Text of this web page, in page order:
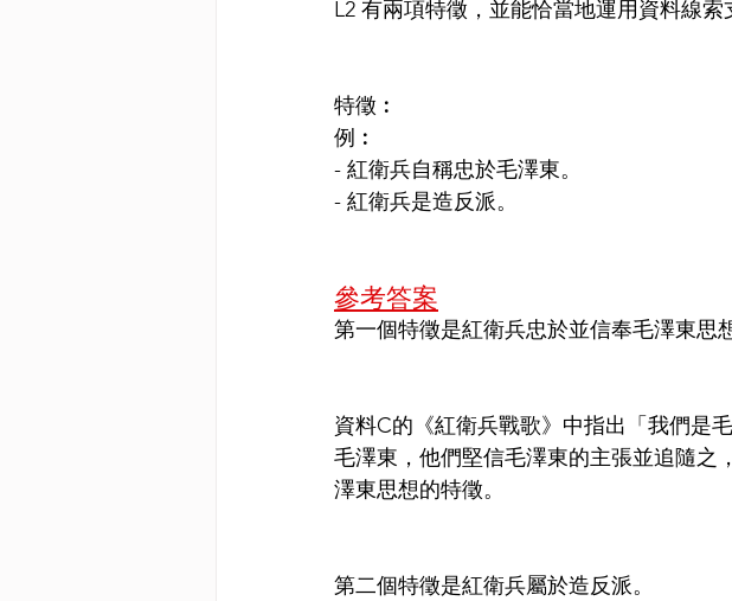
L2 有兩項特徵，並能恰當地運用資料線索
特徵︰
例︰
- 紅衛兵自稱忠於毛澤東。
- 紅衛兵是造反派。
參考答案
第一個特徵是紅衛兵忠於並信奉毛澤東思想
資料C的《紅衛兵戰歌》中指出「我們是
毛澤東，他們堅信毛澤東的主張並追隨之
澤東思想的特徵。
第二個特徵是紅衛兵屬於造反派。